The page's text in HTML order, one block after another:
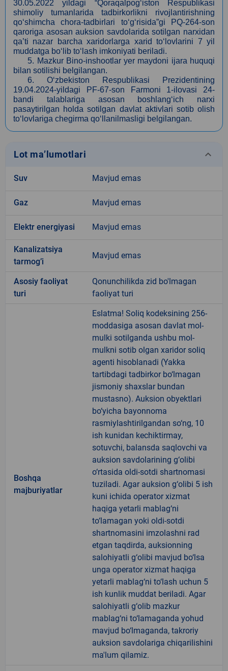
30.05.2022 yildagi “Qoraqalpog‘iston Respublikasi
shimoliy tumanlarida tadbirkorlikni rivojlantirishning
qo‘shimcha chora-tadbirlari to‘g‘risida”gi PQ-264-son
qaroriga asosan auksion savdolarida sotilgan narxidan
qa’ti nazar barcha xaridorlarga xarid to‘lovlarini 7 yil
muddatga bo‘lib to‘lash imkoniyati beriladi.
5. Mazkur Bino-inshootlar yer maydoni ijara huquqi
bilan sotilishi belgilangan.
6. O‘zbekiston Respublikasi Prezidentining
19.04.2024-yildagi PF-67-son Farmoni 1-ilovasi 24-
bandi talablariga asosan boshlang‘ich narxi
pasaytirilgan holda sotilgan davlat aktivlari sotib olish
to‘lovlariga chegirma qo‘llanilmasligi belgilangan.
Lot ma’lumotlari keyboard_arrow_down
Suv Mavjud emas
Gaz Mavjud emas
Elektr energiyasi Mavjud emas
Kanalizatsiya
tarmogʼi
Mavjud emas
Аsosiy faoliyat
turi
Qonunchilikda zid bo'lmagan
faoliyat turi
Boshqa
majburiyatlar
Eslatma! Soliq kodeksining 256-
moddasiga asosan davlat mol-
mulki sotilganda ushbu mol-
mulkni sotib olgan xaridor soliq
agenti hisoblanadi (Yakka
tartibdagi tadbirkor bo‘lmagan
jismoniy shaxslar bundan
mustasno). Auksion obyektlari
bo‘yicha bayonnoma
rasmiylashtirilgandan so‘ng, 10
ish kunidan kechiktirmay,
sotuvchi, balansda saqlovchi va
auksion savdolarining g‘olibi
o‘rtasida oldi-sotdi shartnomasi
tuziladi. Agar auksion g‘olibi 5 ish
kuni ichida operator xizmat
haqiga yetarli mablag‘ni
to‘lamagan yoki oldi-sotdi
shartnomasini imzolashni rad
etgan taqdirda, auksionning
salohiyatli g‘olibi mavjud bo‘lsa
unga operator xizmat haqiga
yetarli mablag‘ni to‘lash uchun 5
ish kunlik muddat beriladi. Agar
salohiyatli g‘olib mazkur
mablag‘ni to‘lamaganda yohud
mavjud bo‘lmaganda, takroriy
auksion savdolariga chiqarilishini
ma'lum qilamiz.